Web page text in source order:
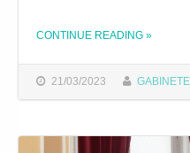
21/03/2023
CONTINUE READING »